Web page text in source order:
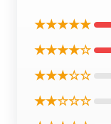
★★★★★
★★★★☆
★★★☆☆
★★☆☆☆